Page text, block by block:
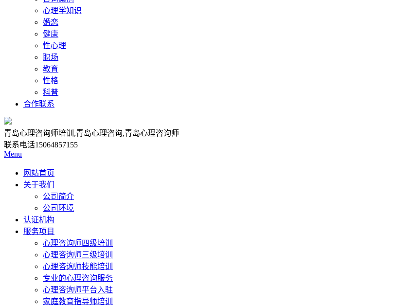
心理学知识
婚恋
健康
性心理
职场
教育
性格
科普
合作联系
青岛心理咨询师培训,青岛心理咨询,青岛心理咨询师
联系电话15064857155
Menu
网站首页
关于我们
公司简介
公司环境
认证机构
服务项目
心理咨询师四级培训
心理咨询师三级培训
心理咨询师技能培训
专业的心理咨询服务
心理咨询师平台入驻
家庭教育指导师培训